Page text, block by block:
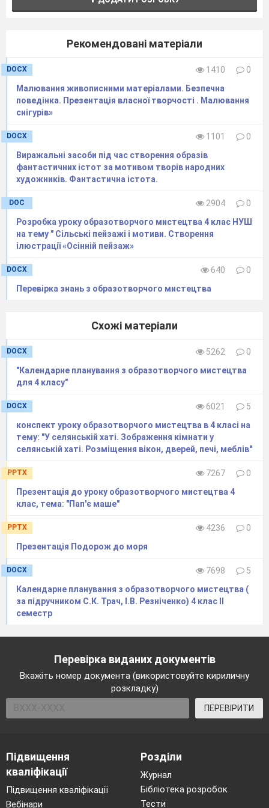
сьогоднішній урок принесе вам
гаймо ні хвилини, будьмо уважні та
2. Актуалізація опорних знань.
2.1.Вступна бесіда.
змісті величних слів! За кожним жіночим
іменем — свята щаслива доля, адже Вона
— матінка, мама, матуся — берегиня роду
українського. Чи є краще, більш кохане
Божа Матір, Мати-Україна, рідна ненька —
це три матері, що освячують наше життя.
В образі Матері осягаємо розумом своїм
рідну Україну.
Діти, яка пора року незабаром завітає
А скажіть мені будь ласка, яке свято
Березня — Міжнародний жіночий
день. Це свято відзначається у
перший місяць весни, коли сонце вже
галявинах розцвітають проліски,
прилітають пташки з теплих країв.
“Мамине свято” — називають його
діти.
2.2 Створення проблемної ситуації.
Декламування вірша І. Жиленка
“Весна і мама”.
Якось я спитала у Весни:
—
І Весна мені сказала прямо:
—
Поспішаю я на свято мами!
Поспішає сонечко теплішать,
Поспішають дітки розумнішать.
В Африці далекій, пам’ятаю,
Що якби на світі мам не стало,
То й весни б на світі не було!
Рекомендовані матеріали
DOCX 1410
0
Малювання живописними матеріалами. Безпечна
поведінка. Презентація власної творчості . Малювання
снігурів»
DOCX 1101
0
Виражальні засоби під час створення образів
фантастичних істот за мотивом творів народних
художників. Фантастична істота.
DOC 2904
0
Розробка уроку образотворчого мистецтва 4 клас НУШ
на тему " Сільські пейзажі і мотиви. Створення
ілюстрації «Осінній пейзаж»
DOCX 640
0
Перевірка знань з образотворчого мистецтва
Схожі матеріали
DOCX 5262
0
"Календарне планування з образотворчого мистецтва
для 4 класу"
DOCX 6021
5
конспект уроку образотворчого мистецтва в 4 класі на
тему: "У селянській хаті. Зображення кімнати у
селянській хаті. Розміщення вікон, дверей, печі, меблів"
PPTX 7267
0
Презентація до уроку образотворчого мистецтва 4
клас, тема: "Пап'є маше"
PPTX 4236
0
Презентація Подорож до моря
DOCX 7698
5
Календарне планування з образотворчого мистецтва (
за підручником С.К. Трач, І.В. Резніченко) 4 клас ІІ
семестр
Перевірка виданих документів
Вкажіть номер документа (використовуйте кириличну
розкладку)
ПЕРЕВІРИТИ
Підвищення
кваліфікації
Підвищення кваліфікації
Вебінари
Розділи
Журнал
Бібліотека розробок
Тести